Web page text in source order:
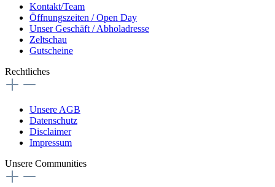
Kontakt/Team
Öffnungszeiten / Open Day
Unser Geschäft / Abholadresse
Zeltschau
Gutscheine
Rechtliches
Unsere AGB
Datenschutz
Disclaimer
Impressum
Unsere Communities